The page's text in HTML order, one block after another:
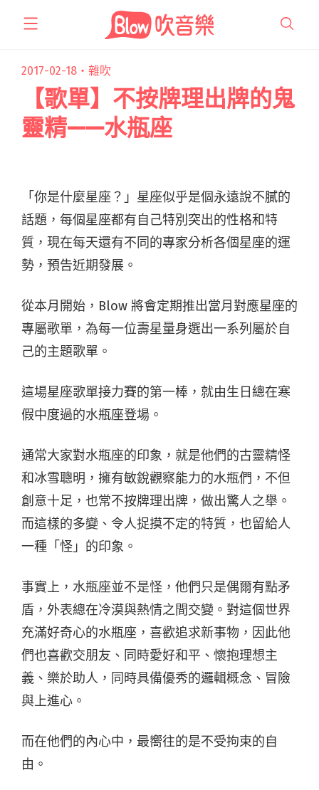
2017-02-18・ 雜吹
【歌單】不按牌理出牌的鬼
靈精——水瓶座
「你是什麼星座？」星座似乎是個永遠說不膩的
話題，每個星座都有自己特別突出的性格和特
質，現在每天還有不同的專家分析各個星座的運
勢，預告近期發展。
從本月開始，Blow 將會定期推出當月對應星座的
專屬歌單，為每一位壽星量身選出一系列屬於自
己的主題歌單。
這場星座歌單接力賽的第一棒，就由生日總在寒
假中度過的水瓶座登場。
通常大家對水瓶座的印象，就是他們的古靈精怪
和冰雪聰明，擁有敏銳觀察能力的水瓶們，不但
創意十足，也常不按牌理出牌，做出驚人之舉。
而這樣的多變、令人捉摸不定的特質，也留給人
一種「怪」的印象。
事實上，水瓶座並不是怪，他們只是偶爾有點矛
盾，外表總在冷漠與熱情之間交變。對這個世界
充滿好奇心的水瓶座，喜歡追求新事物，因此他
們也喜歡交朋友、同時愛好和平、懷抱理想主
義、樂於助人，同時具備優秀的邏輯概念、冒險
與上進心。
而在他們的內心中，最嚮往的是不受拘束的自
由。